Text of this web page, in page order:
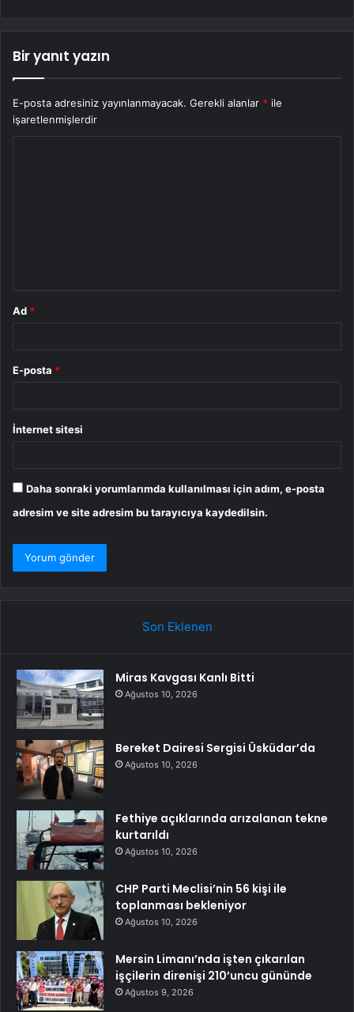
Bir yanıt yazın
E-posta adresiniz yayınlanmayacak. Gerekli alanlar * ile
işaretlenmişlerdir
Ad *
E-posta *
İnternet sitesi
Daha sonraki yorumlarımda kullanılması için adım, e-posta
adresim ve site adresim bu tarayıcıya kaydedilsin.
Son Eklenen
Miras Kavgası Kanlı Bitti
Ağustos 10, 2026
Bereket Dairesi Sergisi Üsküdar’da
Ağustos 10, 2026
Fethiye açıklarında arızalanan tekne
kurtarıldı
Ağustos 10, 2026
CHP Parti Meclisi’nin 56 kişi ile
toplanması bekleniyor
Ağustos 10, 2026
Mersin Limanı’nda işten çıkarılan
işçilerin direnişi 210’uncu gününde
Ağustos 9, 2026